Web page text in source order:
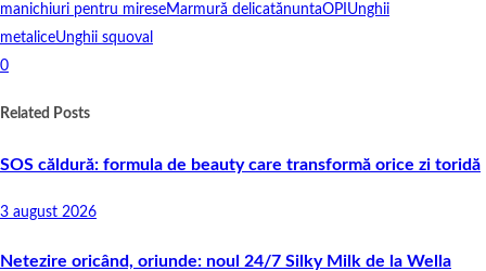
manichiuri pentru mireseMarmură delicatănuntaOPI Unghii
metaliceUnghii squoval
0
Related Posts
SOS căldură: formula de beauty care transformă orice zi toridă
3 august 2026
Netezire oricând, oriunde: noul 24/7 Silky Milk de la Wella